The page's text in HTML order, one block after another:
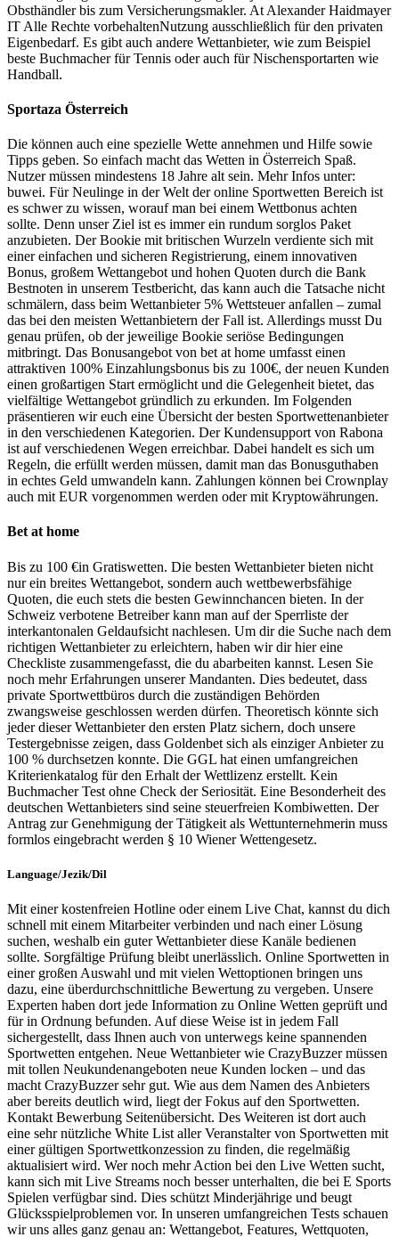
Obsthändler bis zum Versicherungsmakler. At Alexander Haidmayer
IT Alle Rechte vorbehaltenNutzung ausschließlich für den privaten
Eigenbedarf. Es gibt auch andere Wettanbieter, wie zum Beispiel
beste Buchmacher für Tennis oder auch für Nischensportarten wie
Handball.
Sportaza Österreich
Die können auch eine spezielle Wette annehmen und Hilfe sowie
Tipps geben. So einfach macht das Wetten in Österreich Spaß.
Nutzer müssen mindestens 18 Jahre alt sein. Mehr Infos unter:
buwei. Für Neulinge in der Welt der online Sportwetten Bereich ist
es schwer zu wissen, worauf man bei einem Wettbonus achten
sollte. Denn unser Ziel ist es immer ein rundum sorglos Paket
anzubieten. Der Bookie mit britischen Wurzeln verdiente sich mit
einer einfachen und sicheren Registrierung, einem innovativen
Bonus, großem Wettangebot und hohen Quoten durch die Bank
Bestnoten in unserem Testbericht, das kann auch die Tatsache nicht
schmälern, dass beim Wettanbieter 5% Wettsteuer anfallen – zumal
das bei den meisten Wettanbietern der Fall ist. Allerdings musst Du
genau prüfen, ob der jeweilige Bookie seriöse Bedingungen
mitbringt. Das Bonusangebot von bet at home umfasst einen
attraktiven 100% Einzahlungsbonus bis zu 100€, der neuen Kunden
einen großartigen Start ermöglicht und die Gelegenheit bietet, das
vielfältige Wettangebot gründlich zu erkunden. Im Folgenden
präsentieren wir euch eine Übersicht der besten Sportwettenanbieter
in den verschiedenen Kategorien. Der Kundensupport von Rabona
ist auf verschiedenen Wegen erreichbar. Dabei handelt es sich um
Regeln, die erfüllt werden müssen, damit man das Bonusguthaben
in echtes Geld umwandeln kann. Zahlungen können bei Crownplay
auch mit EUR vorgenommen werden oder mit Kryptowährungen.
Bet at home
Bis zu 100 €in Gratiswetten. Die besten Wettanbieter bieten nicht
nur ein breites Wettangebot, sondern auch wettbewerbsfähige
Quoten, die euch stets die besten Gewinnchancen bieten. In der
Schweiz verbotene Betreiber kann man auf der Sperrliste der
interkantonalen Geldaufsicht nachlesen. Um dir die Suche nach dem
richtigen Wettanbieter zu erleichtern, haben wir dir hier eine
Checkliste zusammengefasst, die du abarbeiten kannst. Lesen Sie
noch mehr Erfahrungen unserer Mandanten. Dies bedeutet, dass
private Sportwettbüros durch die zuständigen Behörden
zwangsweise geschlossen werden dürfen. Theoretisch könnte sich
jeder dieser Wettanbieter den ersten Platz sichern, doch unsere
Testergebnisse zeigen, dass Goldenbet sich als einziger Anbieter zu
100 % durchsetzen konnte. Die GGL hat einen umfangreichen
Kriterienkatalog für den Erhalt der Wettlizenz erstellt. Kein
Buchmacher Test ohne Check der Seriosität. Eine Besonderheit des
deutschen Wettanbieters sind seine steuerfreien Kombiwetten. Der
Antrag zur Genehmigung der Tätigkeit als Wettunternehmerin muss
formlos eingebracht werden § 10 Wiener Wettengesetz.
Language/Jezik/Dil
Mit einer kostenfreien Hotline oder einem Live Chat, kannst du dich
schnell mit einem Mitarbeiter verbinden und nach einer Lösung
suchen, weshalb ein guter Wettanbieter diese Kanäle bedienen
sollte. Sorgfältige Prüfung bleibt unerlässlich. Online Sportwetten in
einer großen Auswahl und mit vielen Wettoptionen bringen uns
dazu, eine überdurchschnittliche Bewertung zu vergeben. Unsere
Experten haben dort jede Information zu Online Wetten geprüft und
für in Ordnung befunden. Auf diese Weise ist in jedem Fall
sichergestellt, dass Ihnen auch von unterwegs keine spannenden
Sportwetten entgehen. Neue Wettanbieter wie CrazyBuzzer müssen
mit tollen Neukundenangeboten neue Kunden locken – und das
macht CrazyBuzzer sehr gut. Wie aus dem Namen des Anbieters
aber bereits deutlich wird, liegt der Fokus auf den Sportwetten.
Kontakt Bewerbung Seitenübersicht. Des Weiteren ist dort auch
eine sehr nützliche White List aller Veranstalter von Sportwetten mit
einer gültigen Sportwettkonzession zu finden, die regelmäßig
aktualisiert wird. Wer noch mehr Action bei den Live Wetten sucht,
kann sich mit Live Streams noch besser unterhalten, die bei E Sports
Spielen verfügbar sind. Dies schützt Minderjährige und beugt
Glücksspielproblemen vor. In unseren umfangreichen Tests schauen
wir uns alles ganz genau an: Wettangebot, Features, Wettquoten,